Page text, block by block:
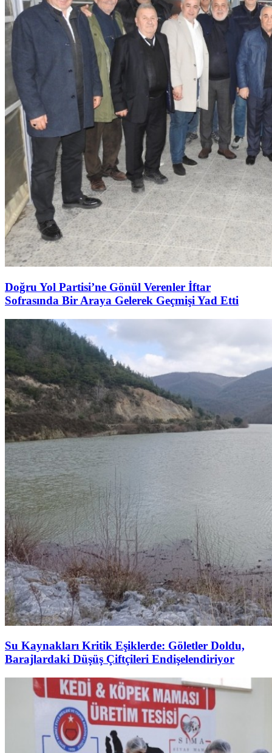
Doğru Yol Partisi’ne Gönül Verenler İftar
Sofrasında Bir Araya Gelerek Geçmişi Yad Etti
Su Kaynakları Kritik Eşiklerde: Göletler Doldu,
Barajlardaki Düşüş Çiftçileri Endişelendiriyor